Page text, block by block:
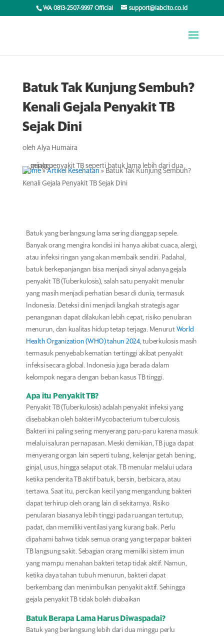
WA 0813-2507-9997 Official support@labcito.co.id
Batuk Tak Kunjung Sembuh?
Kenali Gejala Penyakit TB
Sejak Dini
oleh Alya Humaira
Home»Artikel Kesehatan » Batuk Tak Kunjung Sembuh?
Kenali Gejala Penyakit TB Sejak Dini
Batuk yang berlangsung lama sering dianggap sepele.
Banyak orang mengira kondisi ini hanya akibat cuaca, alergi,
atau infeksi ringan yang akan membaik sendiri. Padahal,
batuk berkepanjangan bisa menjadi sinyal adanya gejala
penyakit TB (Tuberkulosis), salah satu penyakit menular
yang masih menjadi perhatian besar di dunia, termasuk
Indonesia. Deteksi dini menjadi langkah strategis agar
penanganan dapat dilakukan lebih cepat, risiko penularan
menurun, dan kualitas hidup tetap terjaga. Menurut World
Health Organization (WHO) tahun 2024, tuberkulosis masih
termasuk penyebab kematian tertinggi akibat penyakit
infeksi secara global. Indonesia juga berada dalam
kelompok negara dengan beban kasus TB tinggi.
Apa itu Penyakit TB?
Penyakit TB (Tuberkulosis) adalah penyakit infeksi yang
disebabkan oleh bakteri Mycobacterium tuberculosis.
Bakteri ini paling sering menyerang paru-paru karena masuk
melalui saluran pernapasan. Meski demikian, TB juga dapat
menyerang organ lain seperti tulang, kelenjar getah bening,
ginjal, usus, hingga selaput otak. TB menular melalui udara
ketika penderita TB aktif batuk, bersin, berbicara, atau
tertawa. Saat itu, percikan kecil yang mengandung bakteri
dapat terhirup oleh orang lain di sekitarnya. Risiko
penularan biasanya lebih tinggi pada ruangan tertutup,
padat, dan memiliki ventilasi yang kurang baik. Perlu
dipahami bahwa tidak semua orang yang terpapar bakteri
TB langsung sakit. Sebagian orang memiliki sistem imun
yang mampu menahan bakteri tetap tidak aktif. Namun,
ketika daya tahan tubuh menurun, bakteri dapat
berkembang dan menimbulkan penyakit aktif. Sehingga
gejala penyakit TB tidak boleh diabaikan
Batuk Berapa Lama Harus Diwaspadai?
Batuk yang berlangsung lebih dari dua minggu perlu